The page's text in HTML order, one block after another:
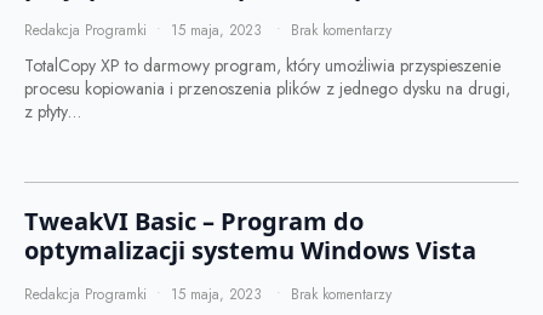
Redakcja Programki 15 maja, 2023 Brak komentarzy
TotalCopy XP to darmowy program, który umożliwia przyspieszenie
procesu kopiowania i przenoszenia plików z jednego dysku na drugi,
z płyty…
TweakVI Basic – Program do
optymalizacji systemu Windows Vista
Redakcja Programki 15 maja, 2023 Brak komentarzy